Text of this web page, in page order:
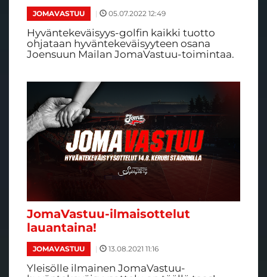
JOMAVASTUU | 05.07.2022 12:49
Hyväntekeväisyys-golfin kaikki tuotto
ohjataan hyväntekeväisyyteen osana
Joensuun Mailan JomaVastuu-toimintaa.
JomaVastuu-ilmaisottelut
lauantaina!
JOMAVASTUU | 13.08.2021 11:16
Yleisölle ilmainen JomaVastuu-